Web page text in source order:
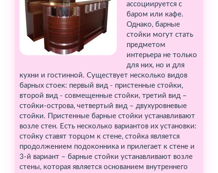
ассоциируется с
баром или кафе.
Однако, барные
стойки могут стать
предметом
интерьера не только
для них, но и для
кухни и гостинной. Существует несколько видов
барных стоек: первый вид - пристенные стойки,
второй вид - совмещенные стойки, третий вид –
стойки-острова, четвертый вид – двухуровневые
стойки. Пристенные барные стойки устанавливают
возле стен. Есть несколько вариантов их установки:
стойку ставят торцом к стене, стойка является
продолжением подоконника и прилегает к стене и
3-й вариант – барные стойки устанавливают возле
стены, которая является основанием внутреннего